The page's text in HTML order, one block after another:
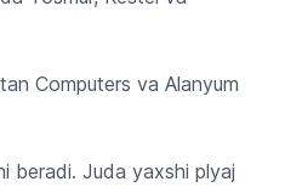
Computers va Alanyum
beradi. Juda yaxshi plyaj